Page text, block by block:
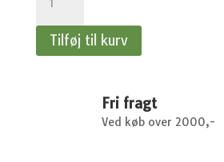
30-
pak
Tilføj til kurv
Fri fragt
Ved køb over 2000,-